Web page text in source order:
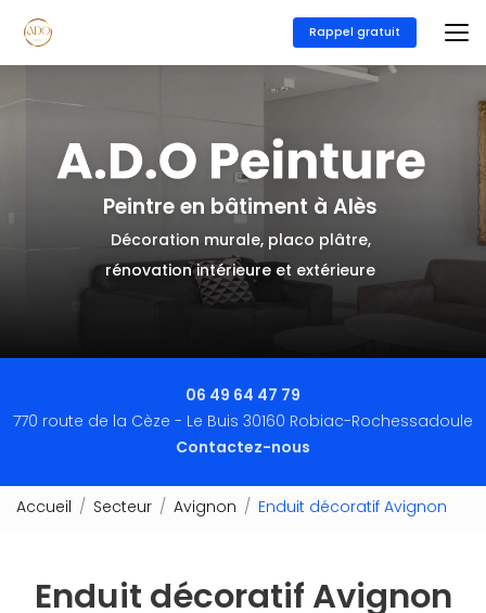
contenu
principal
Rappel gratuit
Peintre en bâtiment à Alès
Décoration murale, placo plâtre,
rénovation intérieure et extérieure
06 49 64 47 79
770 route de la Cèze - Le Buis 30160 Robiac-Rochessadoule
Contactez-nous
Accueil Secteur Avignon Enduit décoratif Avignon
Enduit décoratif Avignon